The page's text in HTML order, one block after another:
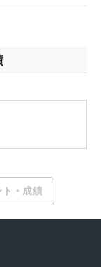
ト・成績